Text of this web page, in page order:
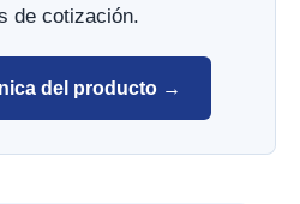
de cotización.
del producto →